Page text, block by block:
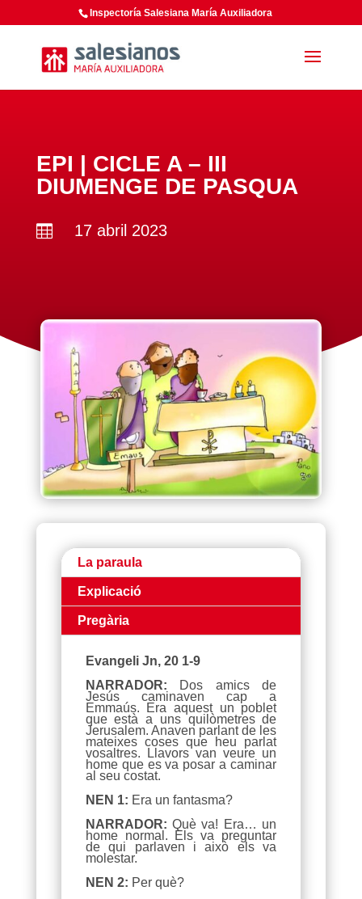
Inspectoría Salesiana María Auxiliadora
EPI | CICLE A – III
DIUMENGE DE PASQUA
 17 abril 2023
La paraula
Explicació
Pregària
Evangeli Jn, 20 1-9
NARRADOR: Dos amics de
Jesús caminaven cap a
Emmaús. Era aquest un poblet
que està a uns quilòmetres de
Jerusalem. Anaven parlant de les
mateixes coses que heu parlat
vosaltres. Llavors van veure un
home que es va posar a caminar
al seu costat.
NEN 1: Era un fantasma?
NARRADOR: Què va! Era… un
home normal. Els va preguntar
de qui parlaven i això els va
molestar.
NEN 2: Per què?